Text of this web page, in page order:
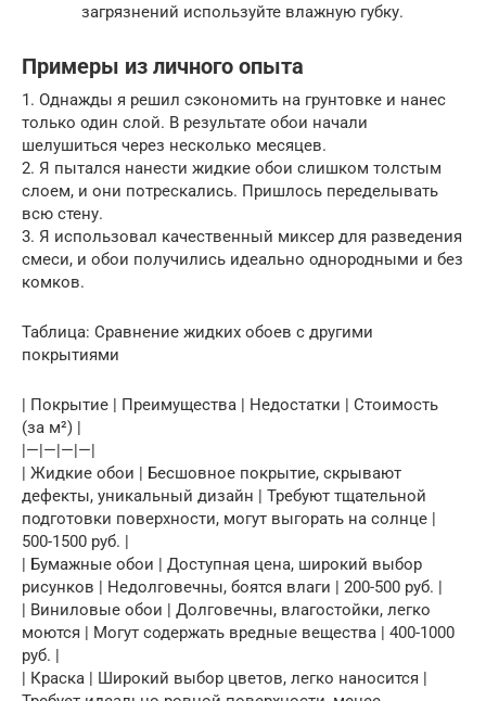
загрязнений используйте влажную губку.
Примеры из личного опыта
1. Однажды я решил сэкономить на грунтовке и нанес
только один слой. В результате обои начали
шелушиться через несколько месяцев.
2. Я пытался нанести жидкие обои слишком толстым
слоем, и они потрескались. Пришлось переделывать
всю стену.
3. Я использовал качественный миксер для разведения
смеси, и обои получились идеально однородными и без
комков.
Таблица: Сравнение жидких обоев с другими
покрытиями
| Покрытие | Преимущества | Недостатки | Стоимость
(за м²) |
|—|—|—|—|
| Жидкие обои | Бесшовное покрытие, скрывают
дефекты, уникальный дизайн | Требуют тщательной
подготовки поверхности, могут выгорать на солнце |
500-1500 руб. |
| Бумажные обои | Доступная цена, широкий выбор
рисунков | Недолговечны, боятся влаги | 200-500 руб. |
| Виниловые обои | Долговечны, влагостойки, легко
моются | Могут содержать вредные вещества | 400-1000
руб. |
| Краска | Широкий выбор цветов, легко наносится |